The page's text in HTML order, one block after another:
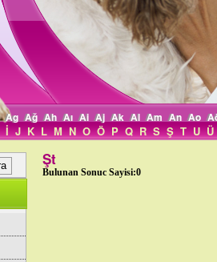
Ag Ağ Ah Aı Ai Aj Ak Al Am An Ao
İ J K L M N O Ö P Q R S Ş T U Ü
Şt
Bulunan Sonuc Sayisi:0